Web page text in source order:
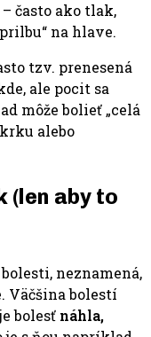
často ako tlak,
na hlave.
tzv. prenesená
ale pocit sa
môže bolieť „celá
alebo
(len aby to
neznamená,
Väčšina bolestí
bolesť náhla,